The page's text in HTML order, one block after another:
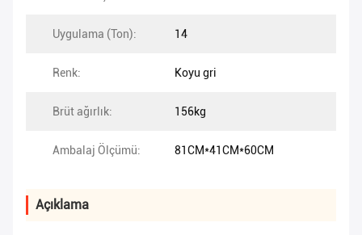
Uygulama (Ton): 14
Renk: Koyu gri
Brüt ağırlık: 156kg
Ambalaj Ölçümü: 81CM*41CM*60CM
Açıklama